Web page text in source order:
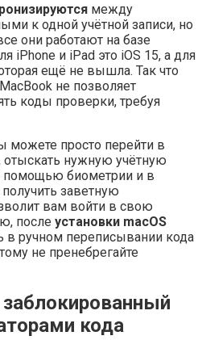
между
к одной учётной записи, но
они работают на базе
iPhone и iPad это iOS 15, а для
ещё не вышла. Так что
не позволяет
коды проверки, требуя
можете просто перейти в
отыскать нужную учётную
помощью биометрии и в
заветную
вам войти в свою
после установки macOS
в ручном переписывании кода
не пренебрегайте
кода